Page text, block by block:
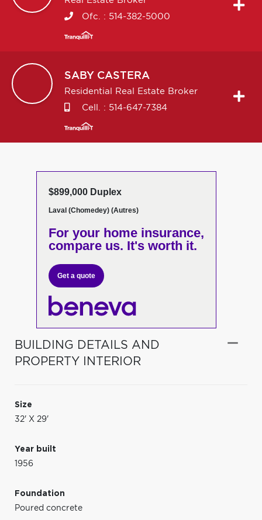
Ofc. : 514-382-5000
SABY CASTERA
Residential Real Estate Broker
Cell. : 514-647-7384
$899,000 Duplex
Laval (Chomedey) (Autres)
For your home insurance,
compare us. It's worth it.
Get a quote
BUILDING DETAILS AND
PROPERTY INTERIOR
Size
32' X 29'
Year built
1956
Foundation
Poured concrete